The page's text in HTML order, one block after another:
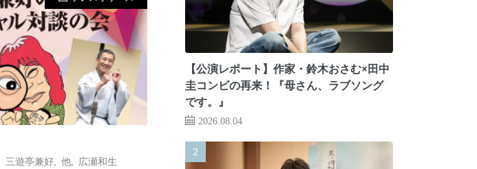
三遊亭兼好 ,他 広瀬和生
【公演レポート】作家・鈴木おさむ×田中
圭コンビの再来！『母さん、ラブソング
です。』
2026.08.04